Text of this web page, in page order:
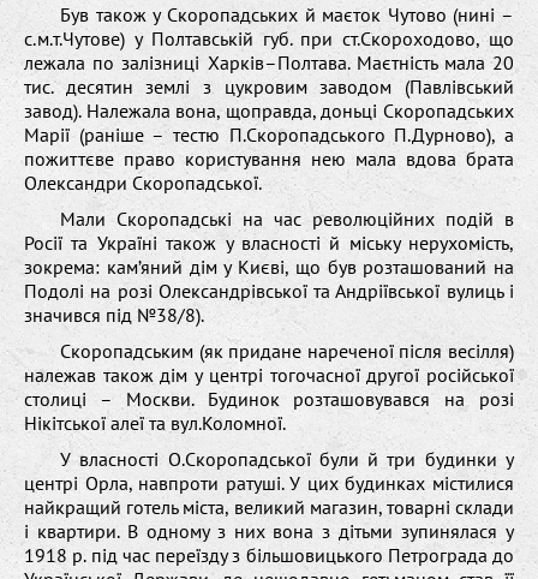
Був також у Скоропадських й маєток Чутово (нині –
с.м.т.Чутове) у Полтавській губ. при ст.Скороходово, що
лежала по залізниці Харків–Полтава. Маєтність мала 20
тис. десятин землі з цукровим заводом (Павлівський
завод). Належала вона, щоправда, доньці Скоропадських
Марії (раніше – тестю П.Скоропадського П.Дурново), а
пожиттєве право користування нею мала вдова брата
Олександри Скоропадської.
Мали Скоропадські на час революційних подій в
Росії та Україні також у власності й міську нерухомість,
зокрема: кам’яний дім у Києві, що був розташований на
Подолі на розі Олександрівської та Андріївської вулиць і
значився під №38/8).
Скоропадським (як придане нареченої після весілля)
належав також дім у центрі тогочасної другої російської
столиці – Москви. Будинок розташовувався на розі
Нікітської алеї та вул.Коломної.
У власності О.Скоропадської були й три будинки у
центрі Орла, навпроти ратуші. У цих будинках містилися
найкращий готель міста, великий магазин, товарні склади
і квартири. В одному з них вона з дітьми зупинялася у
1918 р. під час переїзду з більшовицького Петрограда до